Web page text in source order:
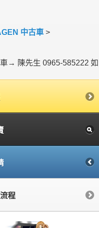
中古車 >
→ 陳先生 0965-585222 如
程